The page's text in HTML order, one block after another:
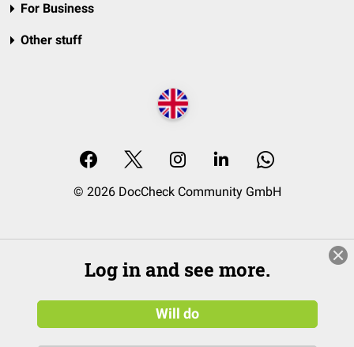
For Business
Other stuff
© 2026 DocCheck Community GmbH
Log in and see more.
Will do